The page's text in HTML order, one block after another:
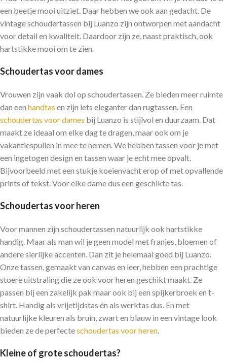
een beetje mooi uitziet. Daar hebben we ook aan gedacht. De
vintage schoudertassen bij Luanzo zijn ontworpen met aandacht
voor detail en kwaliteit. Daardoor zijn ze, naast praktisch, ook
hartstikke mooi om te zien.
Schoudertas voor dames
Vrouwen zijn vaak dol op schoudertassen. Ze bieden meer ruimte
dan een handtas en zijn iets eleganter dan rugtassen. Een
schoudertas voor dames bij Luanzo is stijlvol en duurzaam. Dat
maakt ze ideaal om elke dag te dragen, maar ook om je
vakantiespullen in mee te nemen. We hebben tassen voor je met
een ingetogen design en tassen waar je echt mee opvalt.
Bijvoorbeeld met een stukje koeienvacht erop of met opvallende
prints of tekst. Voor elke dame dus een geschikte tas.
Schoudertas voor heren
Voor mannen zijn schoudertassen natuurlijk ook hartstikke
handig. Maar als man wil je geen model met franjes, bloemen of
andere sierlijke accenten. Dan zit je helemaal goed bij Luanzo.
Onze tassen, gemaakt van canvas en leer, hebben een prachtige
stoere uitstraling die ze ook voor heren geschikt maakt. Ze
passen bij een zakelijk pak maar ook bij een spijkerbroek en t-
shirt. Handig als vrijetijdstas én als werktas dus. En met
natuurlijke kleuren als bruin, zwart en blauw in een vintage look
bieden ze de perfecteschoudertas voor heren.
Kleine of grote schoudertas?